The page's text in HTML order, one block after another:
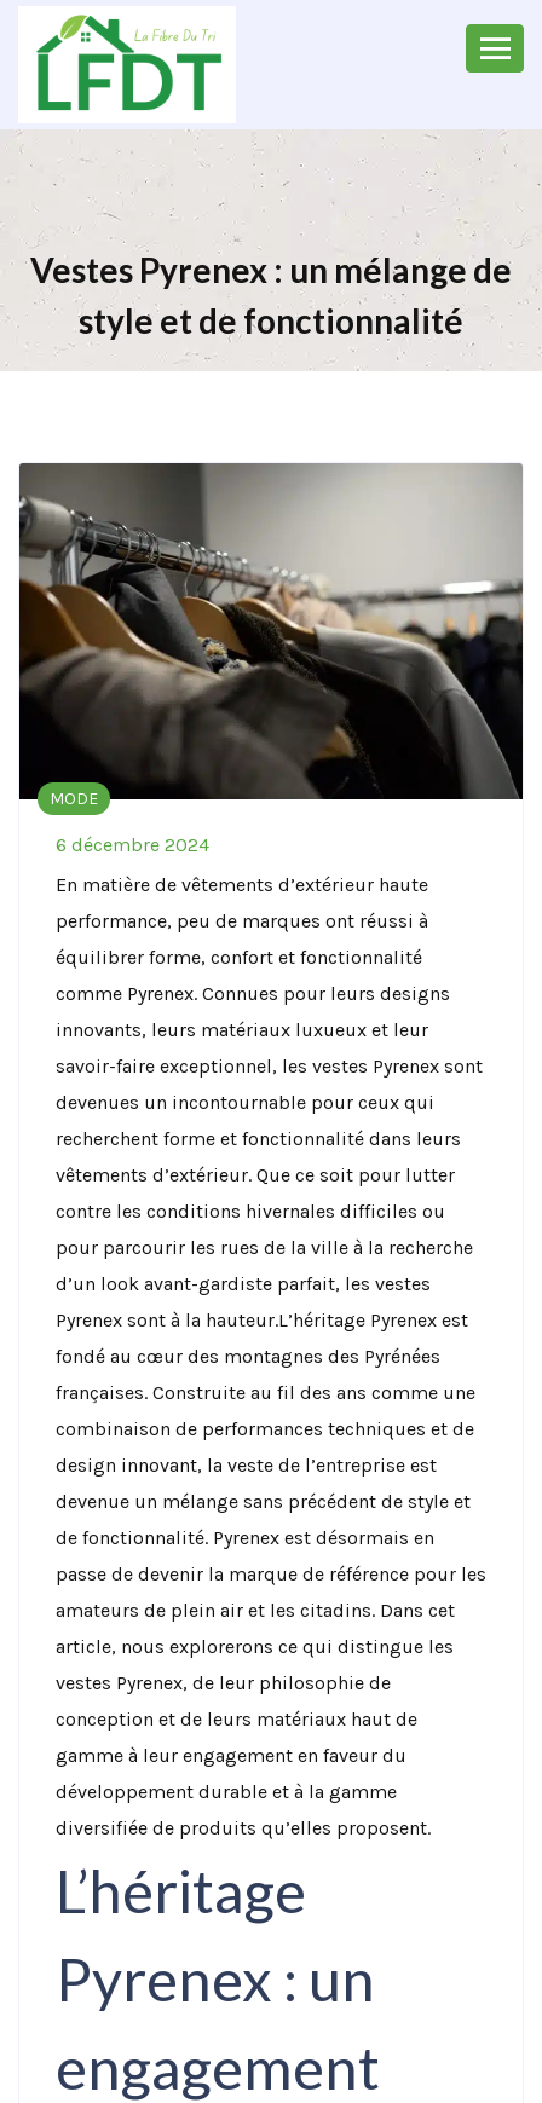
Vestes Pyrenex : un mélange de
style et de fonctionnalité
MODE
6 décembre 2024
En matière de vêtements d’extérieur haute
performance, peu de marques ont réussi à
équilibrer forme, confort et fonctionnalité
comme Pyrenex. Connues pour leurs designs
innovants, leurs matériaux luxueux et leur
savoir-faire exceptionnel, les vestes Pyrenex sont
devenues un incontournable pour ceux qui
recherchent forme et fonctionnalité dans leurs
vêtements d’extérieur. Que ce soit pour lutter
contre les conditions hivernales difficiles ou
pour parcourir les rues de la ville à la recherche
d’un look avant-gardiste parfait, les vestes
Pyrenex sont à la hauteur.L’héritage Pyrenex est
fondé au cœur des montagnes des Pyrénées
françaises. Construite au fil des ans comme une
combinaison de performances techniques et de
design innovant, la veste de l’entreprise est
devenue un mélange sans précédent de style et
de fonctionnalité. Pyrenex est désormais en
passe de devenir la marque de référence pour les
amateurs de plein air et les citadins. Dans cet
article, nous explorerons ce qui distingue les
vestes Pyrenex, de leur philosophie de
conception et de leurs matériaux haut de
gamme à leur engagement en faveur du
développement durable et à la gamme
diversifiée de produits qu’elles proposent.
L’héritage
Pyrenex : un
engagement